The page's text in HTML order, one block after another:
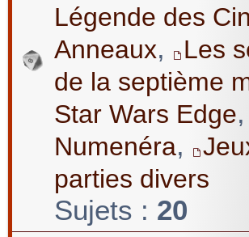
Légende des
Anneaux,
Les
de la septième
Star Wars Edge,
Numenéra,
parties divers
Sujets : 20